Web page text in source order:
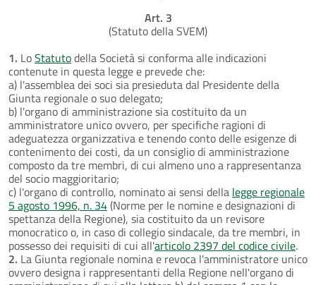
Art. 3
(Statuto della SVEM)
1. LoStatutodella Società si conforma alle indicazioni
contenute in questa legge e prevede che:
a) l'assemblea dei soci sia presieduta dal Presidente della
Giunta regionale o suo delegato;
b) l'organo di amministrazione sia costituito da un
amministratore unico ovvero, per specifiche ragioni di
adeguatezza organizzativa e tenendo conto delle esigenze di
contenimento dei costi, da un consiglio di amministrazione
composto da tre membri, di cui almeno uno a rappresentanza
del socio maggioritario;
c) l'organo di controllo, nominato ai sensi della legge regionale
5 agosto 1996, n. 34(Norme per le nomine e designazioni di
spettanza della Regione), sia costituito da un revisore
monocratico o, in caso di collegio sindacale, da tre membri, in
possesso dei requisiti di cui all'articolo 2397 del codice civile.
2. La Giunta regionale nomina e revoca l'amministratore unico
ovvero designa i rappresentanti della Regione nell'organo di